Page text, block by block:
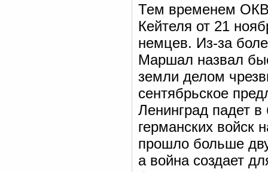
Тем временем ОКВ
Кейтеля от 21
немцев. Из-за
Маршал назвал
земли делом
сентябрьское
Ленинград падет
германских войск
прошло больше
а война создает